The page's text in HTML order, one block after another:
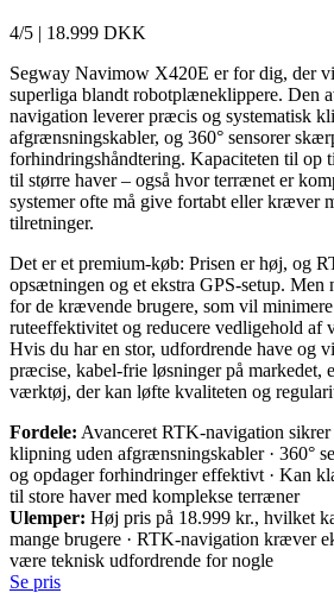
4/5 | 18.999 DKK
Segway Navimow X420E er for dig, der
superliga blandt robotplæneklippere. Den
navigation leverer præcis og systematisk
afgrænsningskabler, og 360° sensorer
forhindringshåndtering. Kapaciteten til op
til større haver – også hvor terrænet er
systemer ofte må give fortabt eller kræver
tilretninger.
Det er et premium-køb: Prisen er høj, og
opsætningen og et ekstra GPS-setup.
for de krævende brugere, som vil
ruteeffektivitet og reducere vedligehold af
Hvis du har en stor, udfordrende have og
præcise, kabel-frie løsninger på markedet,
værktøj, der kan løfte kvaliteten og
Fordele: Avanceret RTK-navigation
klipning uden afgrænsningskabler · 360°
og opdager forhindringer effektivt · Kan
til store haver med komplekse terræner
Ulemper: Høj pris på 18.999 kr., hvilket
mange brugere · RTK-navigation kræver
være teknisk udfordrende for nogle
Se pris